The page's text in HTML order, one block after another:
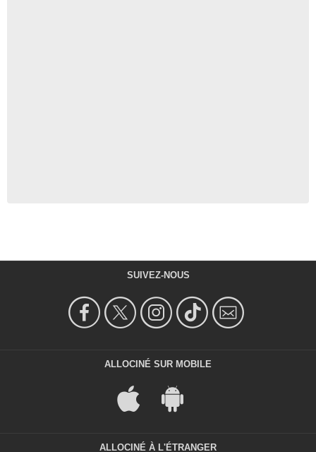
SUIVEZ-NOUS
ALLOCINÉ SUR MOBILE
ALLOCINÉ À L'ÉTRANGER